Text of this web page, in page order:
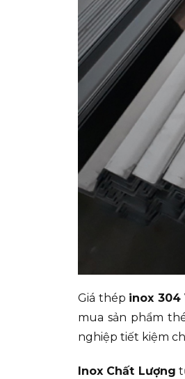
Giá thép inox 304
mua sản phẩm
nghiệp tiết kiệm
Inox Chất Lượng